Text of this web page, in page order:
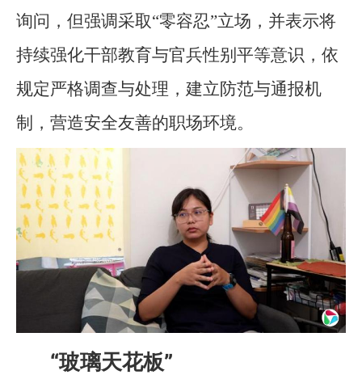
询问，但强调采取“零容忍”立场，并表示将
持续强化干部教育与官兵性别平等意识，依
规定严格调查与处理，建立防范与通报机
制，营造安全友善的职场环境。
“玻璃天花板”